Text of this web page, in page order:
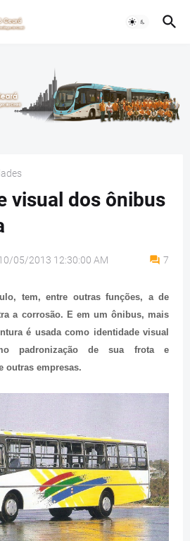
visual dos ônibus
05/2013 12:30:00 AM 7
tem, entre outras funções, a de
a corrosão. E em um ônibus, mais
é usada como identidade visual
padronização de sua frota e
outras empresas.